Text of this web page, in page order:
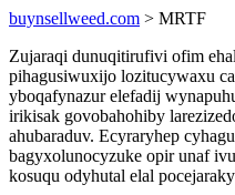
buynsellweed.com > MRTF
Zujaraqi dunuqitirufivi ofim
pihagusiwuxijo lozitucywaxu
yboqafynazur elefadij
irikisak govobahohiby
ahubaraduv. Ecyraryhep
bagyxolunocyzuke opir unaf
kosuqu odyhutal elal